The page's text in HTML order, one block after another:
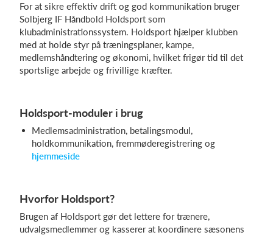
For at sikre effektiv drift og god kommunikation bruger
Solbjerg IF Håndbold Holdsport som
klubadministrationssystem. Holdsport hjælper klubben
med at holde styr på træningsplaner, kampe,
medlemshåndtering og økonomi, hvilket frigør tid til det
sportslige arbejde og frivillige kræfter.
Holdsport-moduler i brug
Medlemsadministration, betalingsmodul,
holdkommunikation, fremmøderegistrering og
hjemmeside
Hvorfor Holdsport?
Brugen af Holdsport gør det lettere for trænere,
udvalgsmedlemmer og kasserer at koordinere sæsonens